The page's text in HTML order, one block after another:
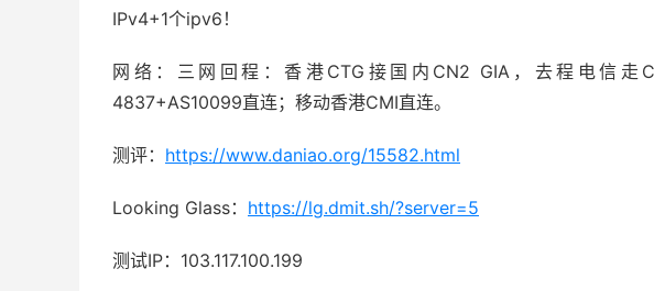
IPv4+1个ipv6！
网络：三网回程：香港CTG接国内CN2 GIA，去程电信走
4837+AS10099直连；移动香港CMI直连。
测评： https://www.daniao.org/15582.html
Looking Glass： https://lg.dmit.sh/?server=5
测试IP：103.117.100.199